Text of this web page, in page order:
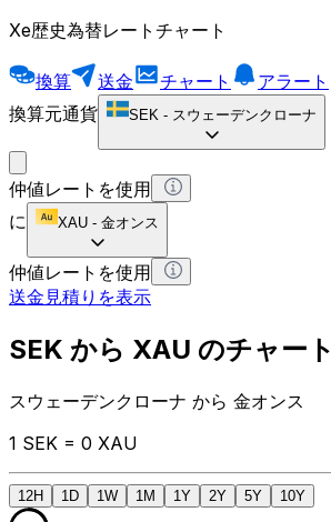
Xe歴史為替レートチャート
換算 送金 チャート
アラート
換算元通貨
SEK - スウェーデンクローナ
仲値レートを使用
に
XAU - 金オンス
仲値レートを使用
送金見積りを表示
SEK から XAU のチャート
スウェーデンクローナ から 金オンス
1 SEK = 0 XAU
12H 1D 1W 1M 1Y 2Y 5Y 10Y